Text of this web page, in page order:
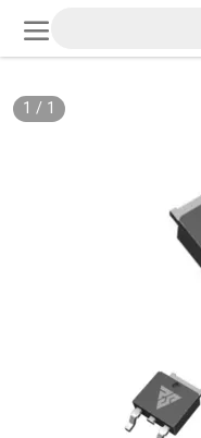
1
/
1